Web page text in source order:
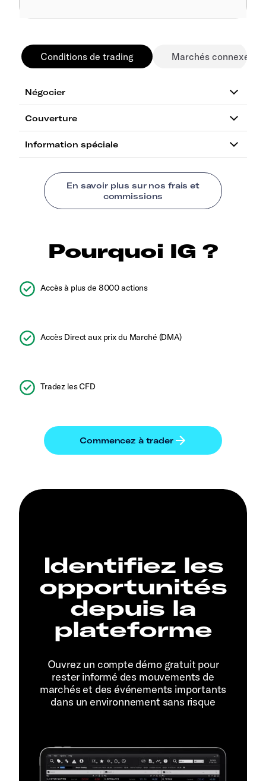
Conditions de trading Marchés connexes
Pourquoi IG ?
Accès à plus de 8000 actions
Accès Direct aux prix du Marché (DMA)
Tradez les CFD
Identifiez les
opportunités
depuis la
plateforme
Ouvrez un compte démo gratuit pour
rester informé des mouvements de
marchés et des événements importants
dans un environnement sans risque